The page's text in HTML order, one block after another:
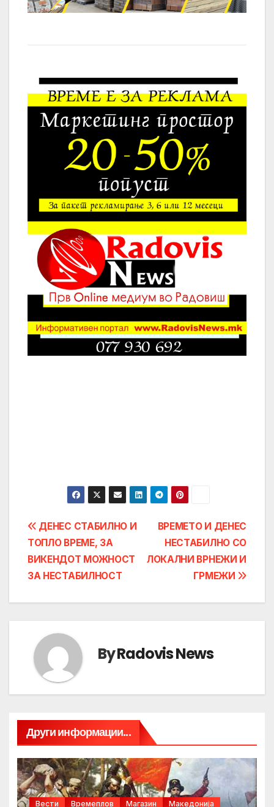
Post
navigation
ВРЕМЕТО И ДЕНЕС
НЕСТАБИЛНО СО
ЛОКАЛНИ ВРНЕЖИ И
ГРМЕЖИ
ДЕНЕС СТАБИЛНО И
ТОПЛО ВРЕМЕ, ЗА
ВИКЕНДОТ МОЖНОСТ
ЗА НЕСТАБИЛНОСТ
ByRadovis News
Други информации...
Вести Времеплов Магазин Македонија